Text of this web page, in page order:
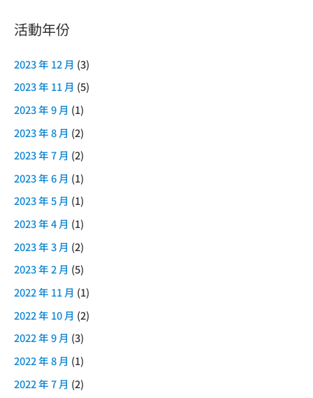
活動年份
2023 年 12 月 (3)
2023 年 11 月 (5)
2023 年 9 月 (1)
2023 年 8 月 (2)
2023 年 7 月 (2)
2023 年 6 月 (1)
2023 年 5 月 (1)
2023 年 4 月 (1)
2023 年 3 月 (2)
2023 年 2 月 (5)
2022 年 11 月 (1)
2022 年 10 月 (2)
2022 年 9 月 (3)
2022 年 8 月 (1)
2022 年 7 月 (2)